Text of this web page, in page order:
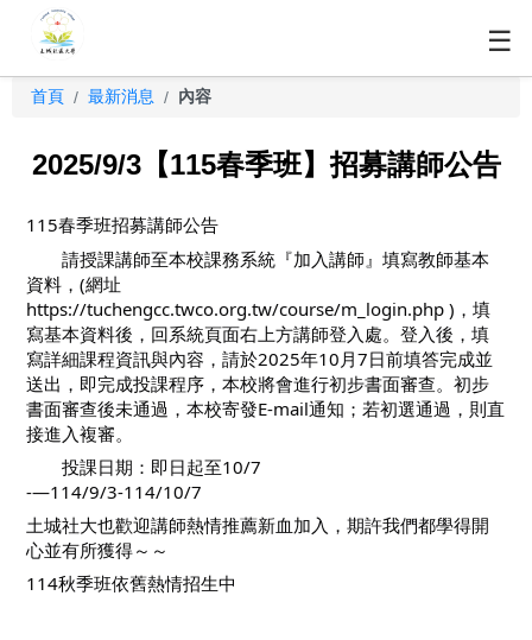
☰
首頁 / 最新消息 / 內容
2025/9/3【115春季班】招募講師公告
115春季班招募講師公告
請授課講師至本校課務系統『加入講師』填寫教師基本
資料，(網址
https://tuchengcc.twco.org.tw/course/m_login.php )，填
寫基本資料後，回系統頁面右上方講師登入處。登入後，填
寫詳細課程資訊與內容，請於2025年10月7日前填答完成並
送出，即完成投課程序，本校將會進行初步書面審查。初步
書面審查後未通過，本校寄發E-mail通知；若初選通過，則直
接進入複審。
投課日期：即日起至10/7
-—114/9/3-114/10/7
土城社大也歡迎講師熱情推薦新血加入，期許我們都學得開
心並有所獲得～～
114秋季班依舊熱情招生中